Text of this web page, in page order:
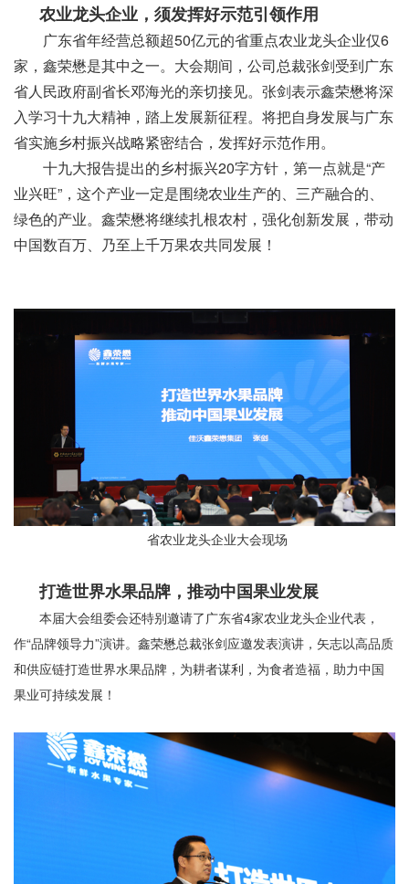
农业龙头企业，须发挥好示范引领作用
广东省年经营总额超50亿元的省重点农业龙头企业仅6
家，鑫荣懋是其中之一。大会期间，公司总裁张剑受到广东
省人民政府副省长邓海光的亲切接见。张剑表示鑫荣懋将深
入学习十九大精神，踏上发展新征程。将把自身发展与广东
省实施乡村振兴战略紧密结合，发挥好示范作用。
十九大报告提出的乡村振兴20字方针，第一点就是“产
业兴旺”，这个产业一定是围绕农业生产的、三产融合的、
绿色的产业。鑫荣懋将继续扎根农村，强化创新发展，带动
中国数百万、乃至上千万果农共同发展！
省农业龙头企业大会现场
打造世界水果品牌，推动中国果业发展
本届大会组委会还特别邀请了广东省4家农业龙头企业代表，
作“品牌领导力”演讲。鑫荣懋总裁张剑应邀发表演讲，矢志以高品质
和供应链打造世界水果品牌，为耕者谋利，为食者造福，助力中国
果业可持续发展！